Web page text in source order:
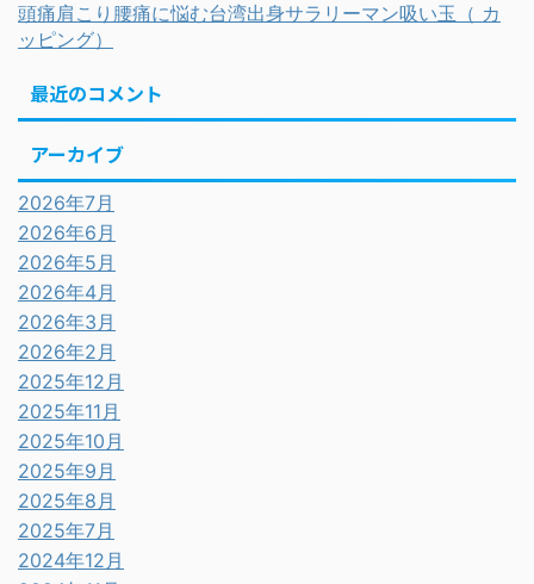
頭痛肩こり腰痛に悩む台湾出身サラリーマン吸い玉（ カ
ッピング）
最近のコメント
アーカイブ
2026年7月
2026年6月
2026年5月
2026年4月
2026年3月
2026年2月
2025年12月
2025年11月
2025年10月
2025年9月
2025年8月
2025年7月
2024年12月